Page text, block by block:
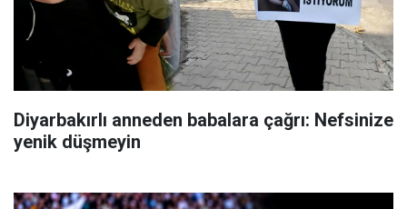
Diyarbakırlı anneden babalara çağrı: Nefsinize
yenik düşmeyin